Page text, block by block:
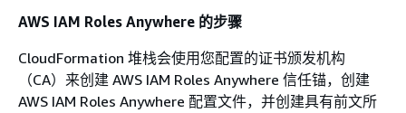
AWS IAM Roles Anywhere 的步骤
CloudFormation 堆栈会使用您配置的证书颁发机构
（CA）来创建 AWS IAM Roles Anywhere 信任锚，创建
AWS IAM Roles Anywhere 配置文件，并创建具有前文所